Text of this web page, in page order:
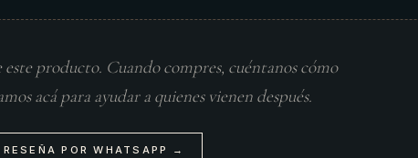
producto. Cuando compres, cuéntanos cómo
acá para ayudar a quienes vienen después.
POR WHATSAPP →